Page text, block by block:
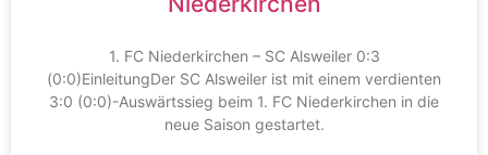
1. FC Niederkirchen – SC Alsweiler 0:3
(0:0)EinleitungDer SC Alsweiler ist mit einem verdienten
3:0 (0:0)-Auswärtssieg beim 1. FC Niederkirchen in die
neue Saison gestartet.